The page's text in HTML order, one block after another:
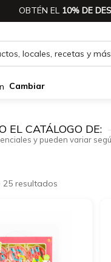
OBTÉN EL 10% DE
Cambiar
EL CATÁLOGO DE:
y pueden variar
25 resultados